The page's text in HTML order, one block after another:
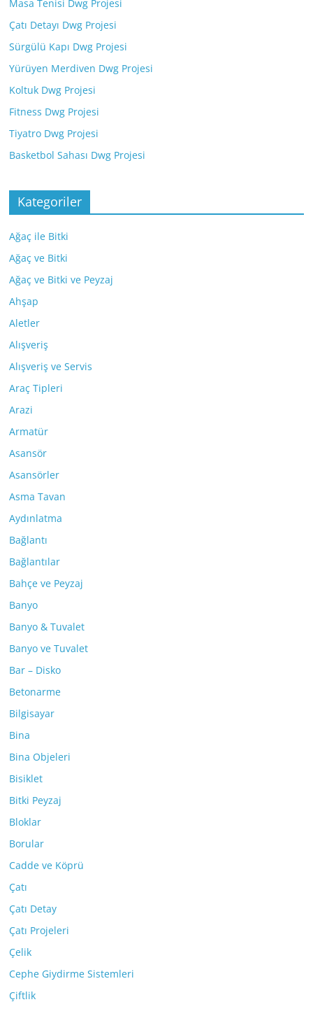
Masa Tenisi Dwg Projesi
Çatı Detayı Dwg Projesi
Sürgülü Kapı Dwg Projesi
Yürüyen Merdiven Dwg Projesi
Koltuk Dwg Projesi
Fitness Dwg Projesi
Tiyatro Dwg Projesi
Basketbol Sahası Dwg Projesi
Kategoriler
Ağaç ile Bitki
Ağaç ve Bitki
Ağaç ve Bitki ve Peyzaj
Ahşap
Aletler
Alışveriş
Alışveriş ve Servis
Araç Tipleri
Arazi
Armatür
Asansör
Asansörler
Asma Tavan
Aydınlatma
Bağlantı
Bağlantılar
Bahçe ve Peyzaj
Banyo
Banyo & Tuvalet
Banyo ve Tuvalet
Bar – Disko
Betonarme
Bilgisayar
Bina
Bina Objeleri
Bisiklet
Bitki Peyzaj
Bloklar
Borular
Cadde ve Köprü
Çatı
Çatı Detay
Çatı Projeleri
Çelik
Cephe Giydirme Sistemleri
Çiftlik